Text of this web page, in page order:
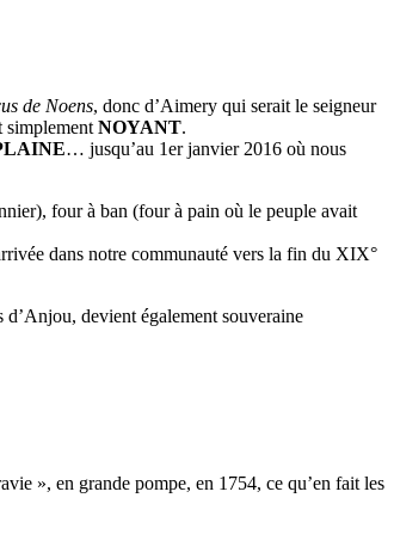
de Noens, donc d’Aimery qui serait le seigneur
simplement NOYANT.
… jusqu’au 1er janvier 2016 où nous
four à ban (four à pain où le peuple avait
dans notre communauté vers la fin du XIX°
devient également souveraine
», en grande pompe, en 1754, ce qu’en fait les